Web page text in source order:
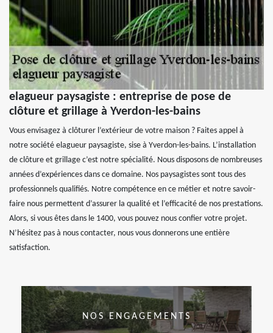
elagueur paysagiste : entreprise de pose de
clôture et grillage à Yverdon-les-bains
Vous envisagez à clôturer l’extérieur de votre maison ? Faites appel à
notre société elagueur paysagiste, sise à Yverdon-les-bains. L’installation
de clôture et grillage c’est notre spécialité. Nous disposons de nombreuses
années d’expériences dans ce domaine. Nos paysagistes sont tous des
professionnels qualifiés. Notre compétence en ce métier et notre savoir-
faire nous permettent d’assurer la qualité et l’efficacité de nos prestations.
Alors, si vous êtes dans le 1400, vous pouvez nous confier votre projet.
N’hésitez pas à nous contacter, nous vous donnerons une entière
satisfaction.
NOS ENGAGEMENTS